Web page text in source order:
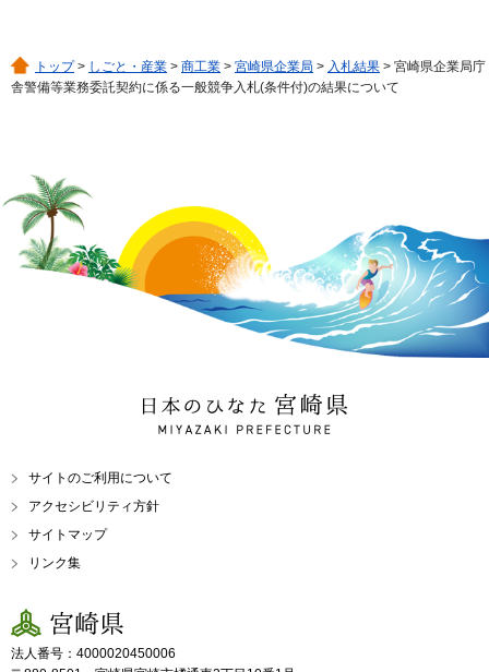
トップ> しごと・産業 > 商工業 > 宮崎県企業局 > 入札結果 > 宮崎県企業局庁
舎警備等業務委託契約に係る一般競争入札(条件付)の結果について
日本のひなた 宮崎県
MIYAZAKI PREFECTURE
サイトのご利用について
アクセシビリティ方針
サイトマップ
リンク集
宮崎県
法人番号：4000020450006